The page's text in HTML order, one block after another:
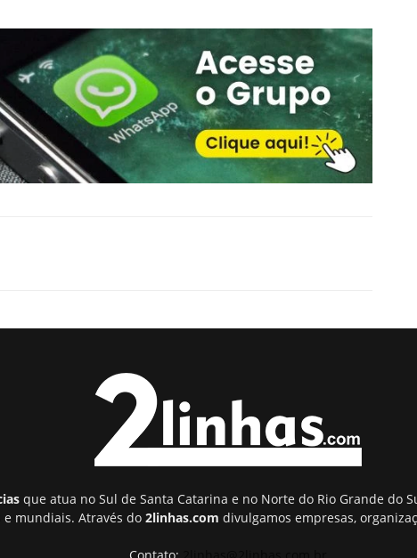
que atua no Sul de Santa Catarina e no Norte do Rio Grande do
mundiais. Através do 2linhas.com divulgamos empresas,